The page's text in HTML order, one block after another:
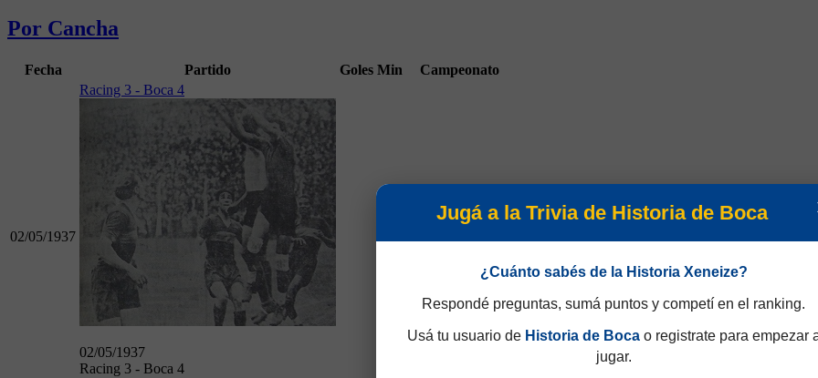
Por Cancha
Fecha Partido Goles Min Campeonato
02/05/1937
Racing 3 - Boca 4
02/05/1937
Racing 3 - Boca 4
Jugá a la Trivia de Historia de Boca
¿Cuánto sabés de la Historia Xeneize?
Respondé preguntas, sumá puntos y competí en el ranking.
Usá tu usuario de Historia de Bocao registrate para empezar
jugar.